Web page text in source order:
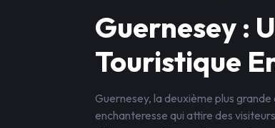
Guernesey :
Touristique
Guernesey, la deuxième plus
enchanteresse qui attire des